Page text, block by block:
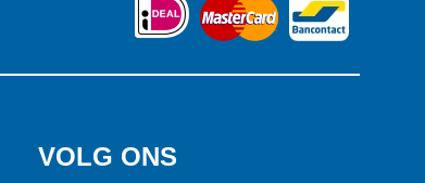
VOLG ONS